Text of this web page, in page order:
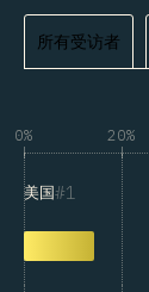
所有受访者
0% 20%
1
美国